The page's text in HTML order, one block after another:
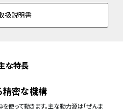
扱説明書
な特長
精密な機構
使って動きます。主な動力源は「ぜんま